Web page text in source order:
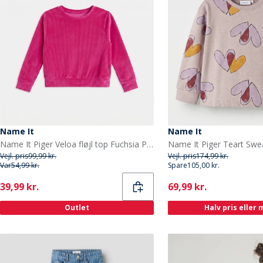
Name It
Name It Piger Veloa fløjl top Fuchsia Purple
Vejl. pris99,99 kr.
Var54,99 kr.
Current
39,99 kr.
Outlet
Name It
Vejl. pris174,99 kr.
Spare105,00 kr.
Current
69,99 kr.
Halv pris eller